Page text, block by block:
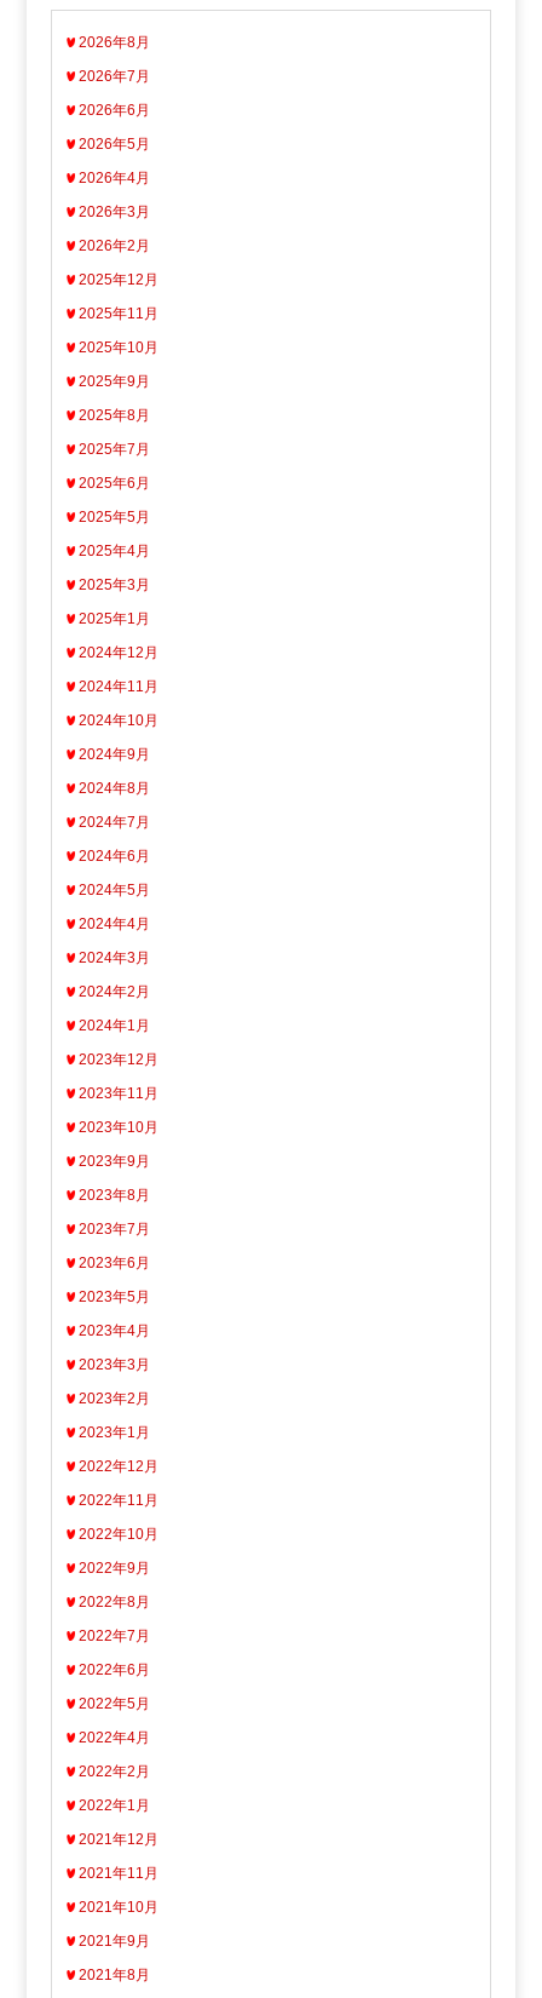
2026年8月
2026年7月
2026年6月
2026年5月
2026年4月
2026年3月
2026年2月
2025年12月
2025年11月
2025年10月
2025年9月
2025年8月
2025年7月
2025年6月
2025年5月
2025年4月
2025年3月
2025年1月
2024年12月
2024年11月
2024年10月
2024年9月
2024年8月
2024年7月
2024年6月
2024年5月
2024年4月
2024年3月
2024年2月
2024年1月
2023年12月
2023年11月
2023年10月
2023年9月
2023年8月
2023年7月
2023年6月
2023年5月
2023年4月
2023年3月
2023年2月
2023年1月
2022年12月
2022年11月
2022年10月
2022年9月
2022年8月
2022年7月
2022年6月
2022年5月
2022年4月
2022年2月
2022年1月
2021年12月
2021年11月
2021年10月
2021年9月
2021年8月